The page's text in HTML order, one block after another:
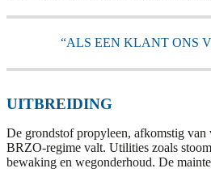
“ALS EEN KLANT ONS
UITBREIDING
De grondstof propyleen, afkomstig
BRZO-regime valt. Utilities zoals
bewaking en wegonderhoud. De